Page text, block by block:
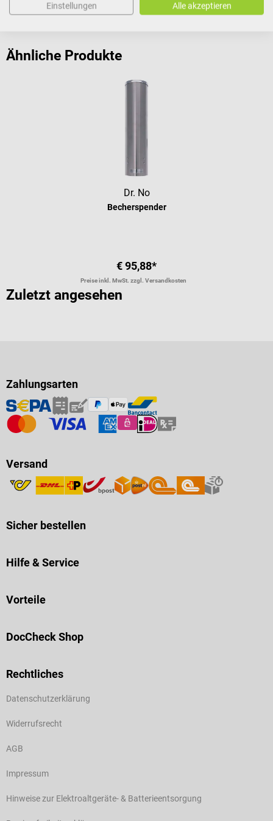
Bewertungen
Ähnliche Produkte
Dr. No
Becherspender
€ 95,88*
Preise inkl. MwSt. zzgl. Versandkosten
Zuletzt angesehen
Zahlungsarten
Versand
Sicher bestellen
Hilfe & Service
Vorteile
DocCheck Shop
Rechtliches
Datenschutzerklärung
Widerrufsrecht
AGB
Impressum
Hinweise zur Elektroaltgeräte- & Batterieentsorgung
Einstellungen Alle akzeptieren